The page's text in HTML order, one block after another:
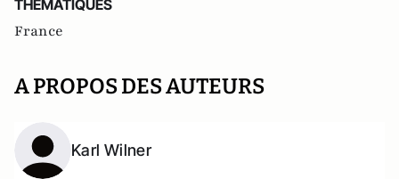
THEMATIQUES
France
A PROPOS DES AUTEURS
Karl Wilner